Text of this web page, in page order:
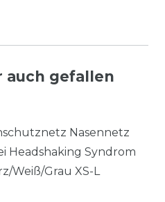
auch gefallen
Nasennetz
Headshaking Syndrom
Weiß/Grau XS-L